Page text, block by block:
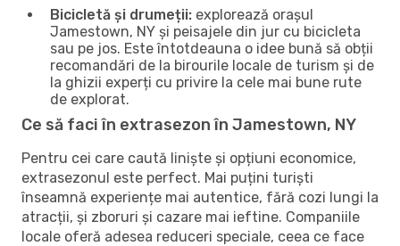
Bicicletă și drumeții: explorează orașul
Jamestown, NY și peisajele din jur cu bicicleta
sau pe jos. Este întotdeauna o idee bună să obții
recomandări de la birourile locale de turism și de
la ghizii experți cu privire la cele mai bune rute
de explorat.
Ce să faci în extrasezon în Jamestown, NY
Pentru cei care caută liniște și opțiuni economice,
extrasezonul este perfect. Mai puțini turiști
înseamnă experiențe mai autentice, fără cozi lungi la
atracții, și zboruri și cazare mai ieftine. Companiile
locale oferă adesea reduceri speciale, ceea ce face